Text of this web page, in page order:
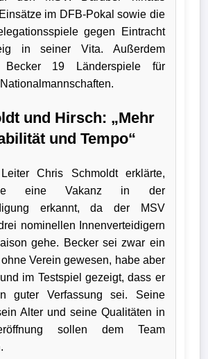
im DFB-Pokal sowie die
gegen Eintracht
in seiner Vita. Außerdem
Becker 19 Länderspiele für
und Hirsch: „Mehr
und Tempo“
Chris Schmoldt erklärte,
eine Vakanz in der
erkannt, da der MSV
nominellen Innenverteidigern
gehe. Becker sei zwar ein
Verein gewesen, habe aber
im Testspiel gezeigt, dass er
guter Verfassung sei. Seine
Alter und seine Qualitäten in
sollen dem Team